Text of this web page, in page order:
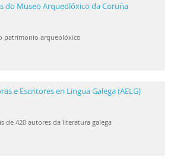
do Museo Arqueolóxico da Coruña
patrimonio arqueolóxico
e Escritores en Lingua Galega (AELG)
de 420 autores da literatura galega